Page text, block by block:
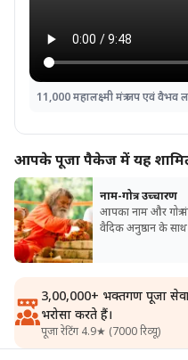
11,000 महालक्ष्मी मंत्र जप एवं वैभव
आपके पूजा पैकेज में यह
नाम-गोत्र उच्चारण
आपका नाम और गोत्र
वैदिक अनुष्ठान के साथ
3,00,000+ भक्तगण पूजा सेवा
भरोसा करते हैं।
पूजा रेटिंग 4.9★ (7000 रिव्यू)